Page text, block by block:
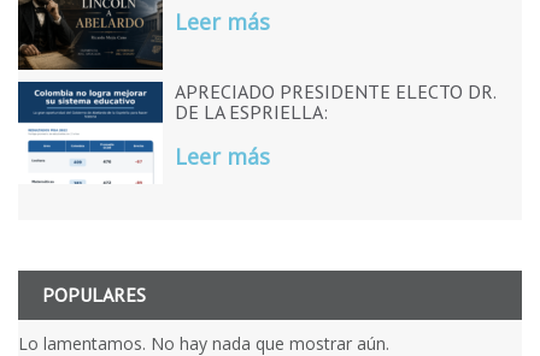
Leer más
APRECIADO PRESIDENTE ELECTO DR.
DE LA ESPRIELLA:
Leer más
POPULARES
Lo lamentamos. No hay nada que mostrar aún.